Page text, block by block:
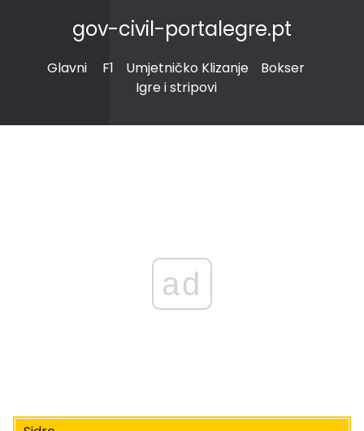
gov-civil-portalegre.pt
Glavni F1 Umjetničko Klizanje
Bokser
Igre i stripovi
ad